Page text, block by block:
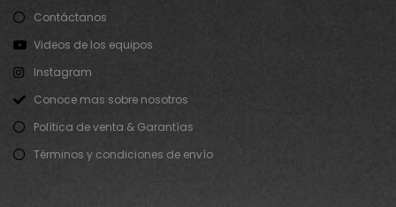
Contáctanos
Videos de los equipos
Instagram
Conoce mas sobre nosotros
Política de venta & Garantías
Términos y condiciones de envío